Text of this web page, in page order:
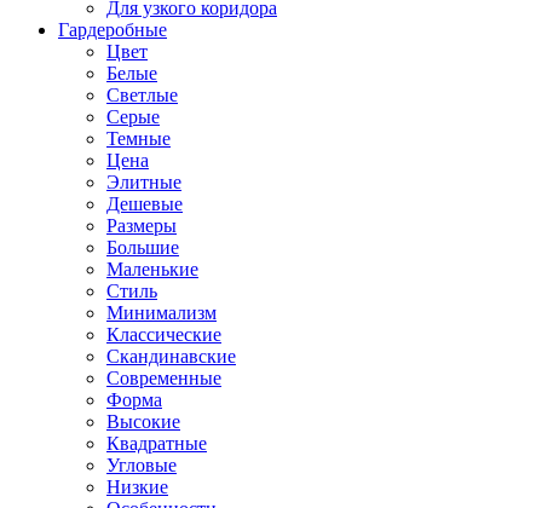
Для узкого коридора
Гардеробные
Цвет
Белые
Светлые
Серые
Темные
Цена
Элитные
Дешевые
Размеры
Большие
Маленькие
Стиль
Минимализм
Классические
Скандинавские
Современные
Форма
Высокие
Квадратные
Угловые
Низкие